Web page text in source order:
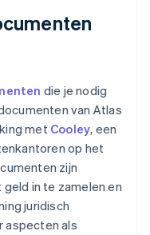
die je nodig
van Atlas
met Cooley, een
op het
zijn
in te zamelen en
juridisch
aspecten als